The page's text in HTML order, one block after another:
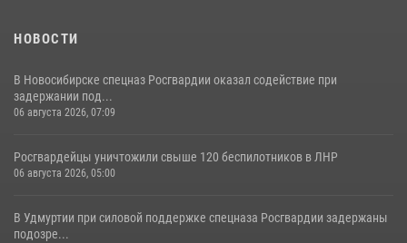
НОВОСТИ
В Новосибирске спецназ Росгвардии оказал содействие при
задержании под...
06 августа 2026, 07:09
Росгвардейцы уничтожили свыше 120 беспилотников в ЛНР
06 августа 2026, 05:00
В Удмуртии при силовой поддержке спецназа Росгвардии задержаны
подозре...